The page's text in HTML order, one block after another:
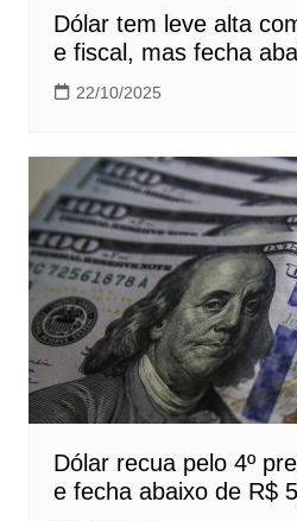
Dólar tem leve alta
e fiscal, mas fecha
22/10/2025
Dólar recua pelo 4º
e fecha abaixo de R$